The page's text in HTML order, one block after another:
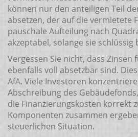
können nur den anteiligen Teil
absetzen, der auf die vermietete
pauschale Aufteilung nach
akzeptabel, solange sie schlüssig
Vergessen Sie nicht, dass Zinsen
ebenfalls voll absetzbar sind.
AfA. Viele Investoren
Abschreibung des
die Finanzierungskosten korrekt
Komponenten zusammen
steuerlichen Situation.